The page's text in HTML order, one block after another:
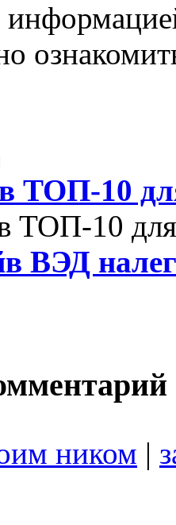
ТОП-10
ТОП-10
ВЭД
ником |